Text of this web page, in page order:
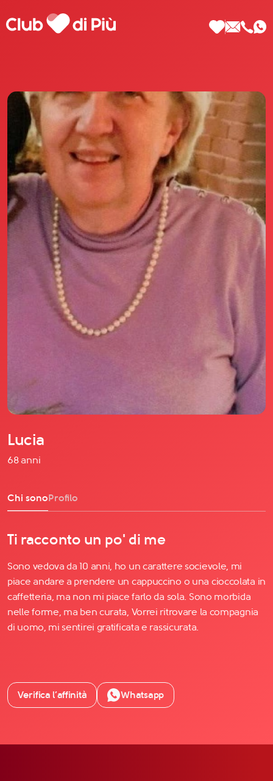
Scopri Club di Più
Le testimonianze Club di Più
La fondatrice Valeria Pilla
Annunci Donne
Agenzia matrimoniale Club di Più
Love Notebook
Il libro Donna di Cuori
Quanto costa Club di Più
Love Academy
Domande Frequenti
Impegno Sociale
YouTube
Instagram
TikTok
Lucia
68 anni
Chi sonoProfilo
Ti racconto un po' di me
Sono vedova da 10 anni, ho un carattere socievole, mi
piace andare a prendere un cappuccino o una cioccolata in
caffetteria, ma non mi piace farlo da sola. Sono morbida
nelle forme, ma ben curata, Vorrei ritrovare la compagnia
di uomo, mi sentirei gratificata e rassicurata.
Verifica l’affinità Whatsapp